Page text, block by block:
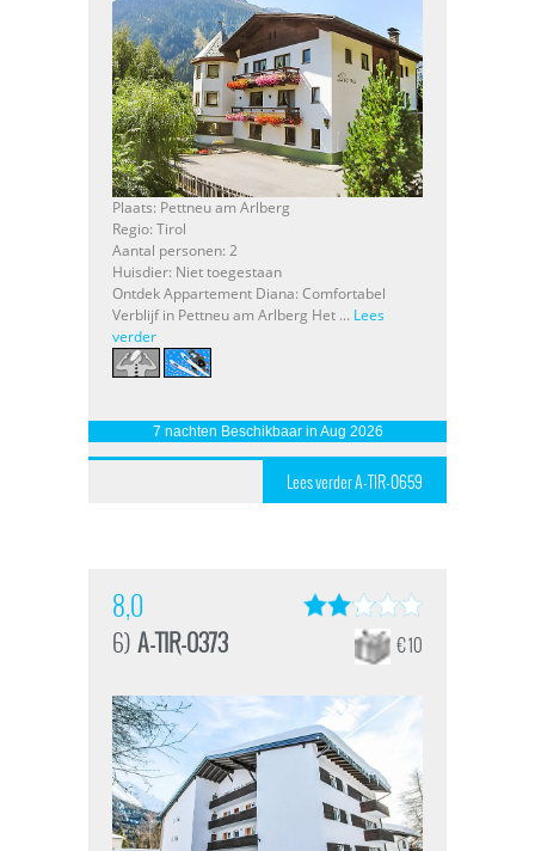
Plaats: Pettneu am Arlberg
Regio: Tirol
Aantal personen: 2
Huisdier: Niet toegestaan
Ontdek Appartement Diana: Comfortabel
Verblijf in Pettneu am Arlberg Het ... Lees
verder
7 nachten Beschikbaar in Aug 2026
Lees verder A-TIR-0659
8,0
6) A-TIR-0373 € 10